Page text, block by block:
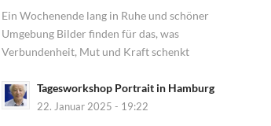
Ein Wochenende lang in Ruhe und schöner
Umgebung Bilder finden für das, was
Verbundenheit, Mut und Kraft schenkt
Tagesworkshop Portrait in Hamburg
22. Januar 2025 - 19:22